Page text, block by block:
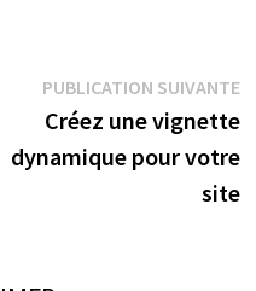
:
PUBLICATION SUIVANTE
Créez une vignette
dynamique pour votre
site